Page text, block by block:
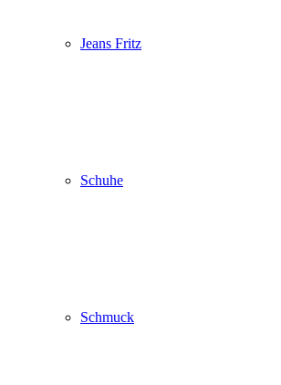
Jeans Fritz
Schuhe
Schmuck